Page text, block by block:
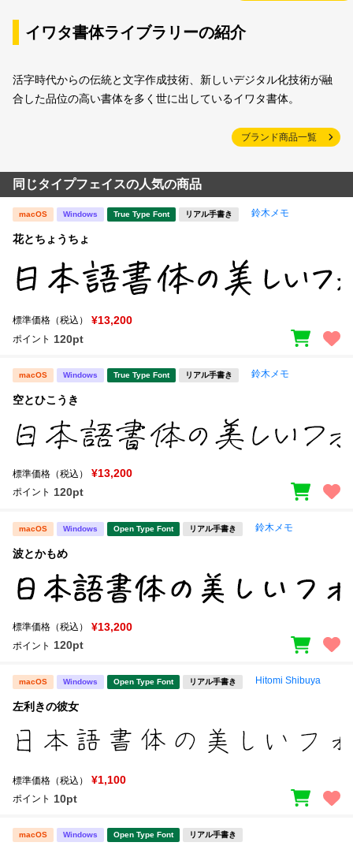
イワタ書体ライブラリーの紹介
活字時代からの伝統と文字作成技術、新しいデジタル化技術が融
合した品位の高い書体を多く世に出しているイワタ書体。
ブランド商品一覧
同じタイプフェイスの人気の商品
macOS Windows True Type Font リアル手書き 鈴木メモ
花とちょうちょ
標準価格（税込） ¥13,200
ポイント 120pt
macOS Windows True Type Font リアル手書き 鈴木メモ
空とひこうき
標準価格（税込） ¥13,200
ポイント 120pt
macOS Windows Open Type Font リアル手書き 鈴木メモ
波とかもめ
標準価格（税込） ¥13,200
ポイント 120pt
macOS Windows Open Type Font リアル手書き Hitomi Shibuya
左利きの彼女
標準価格（税込） ¥1,100
ポイント 10pt
macOS Windows Open Type Font リアル手書き